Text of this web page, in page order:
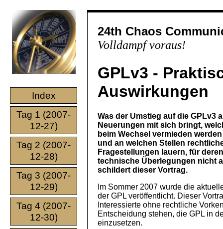
Index
Tag 1 (2007-
12-27)
Tag 2 (2007-
12-28)
Tag 3 (2007-
12-29)
Tag 4 (2007-
12-30)
24th Chaos
Volldampf voraus!
GPLv3 -
Auswirkungen
Was der Umstieg auf die GPLv3
Neuerungen mit sich bringt,
beim Wechsel vermieden
und an welchen Stellen
Fragestellungen lauern, für
technische Überlegungen nicht
schildert dieser Vortrag.
Im Sommer 2007 wurde die
der GPL veröffentlicht. Dieser
Interessierte ohne rechtliche
Entscheidung stehen, die GPL in
einzusetzen.